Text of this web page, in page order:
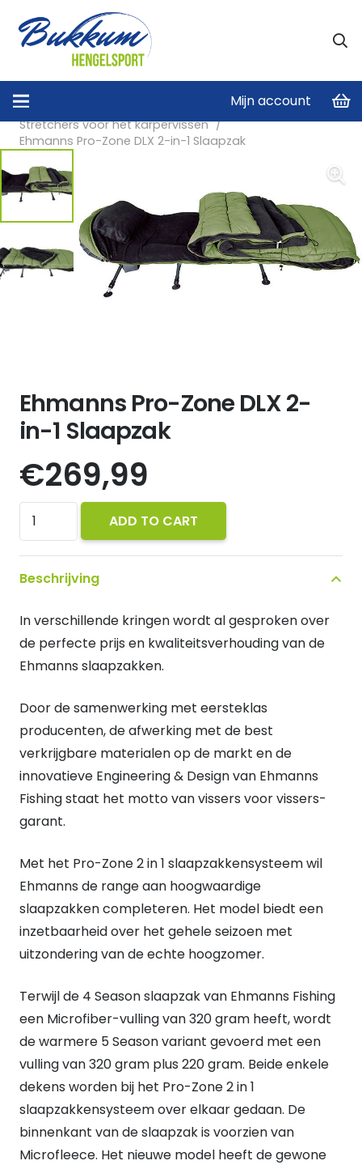
Mijn account
Home
Stretchers voor het karpervissen /
Ehmanns Pro-Zone DLX 2-in-1 Slaapzak
Ehmanns Pro-Zone DLX 2-
in-1 Slaapzak
€269,99
Ehmanns
Zone
DLX
in-
1
Slaapzak
ADD TO CART
Beschrijving
In verschillende kringen wordt al gesproken over
de perfecte prijs en kwaliteitsverhouding van de
Ehmanns slaapzakken.
Door de samenwerking met eersteklas
producenten, de afwerking met de best
verkrijgbare materialen op de markt en de
innovatieve Engineering & Design van Ehmanns
Fishing staat het motto van vissers voor vissers-
garant.
Met het Pro-Zone 2 in 1 slaapzakkensysteem wil
Ehmanns de range aan hoogwaardige
slaapzakken completeren. Het model biedt een
inzetbaarheid over het gehele seizoen met
uitzondering van de echte hoogzomer.
Terwijl de 4 Season slaapzak van Ehmanns Fishing
een Microfiber-vulling van 320 gram heeft, wordt
de warmere 5 Season variant gevoerd met een
vulling van 320 gram plus 220 gram. Beide enkele
dekens worden bij het Pro-Zone 2 in 1
slaapzakkensysteem over elkaar gedaan. De
binnenkant van de slaapzak is voorzien van
Microfleece. Het nieuwe model heeft de gewone